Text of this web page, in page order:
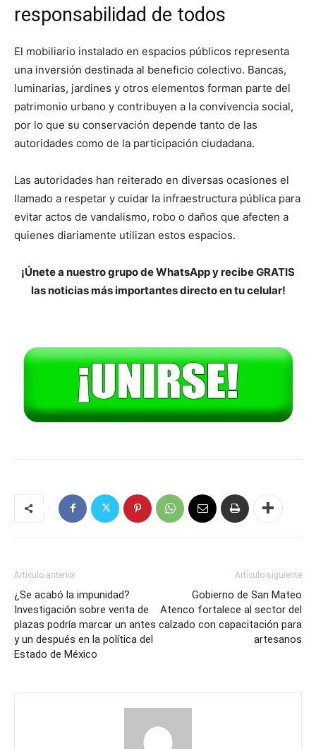
responsabilidad de todos
El mobiliario instalado en espacios públicos representa
una inversión destinada al beneficio colectivo. Bancas,
luminarias, jardines y otros elementos forman parte del
patrimonio urbano y contribuyen a la convivencia social,
por lo que su conservación depende tanto de las
autoridades como de la participación ciudadana.
Las autoridades han reiterado en diversas ocasiones el
llamado a respetar y cuidar la infraestructura pública para
evitar actos de vandalismo, robo o daños que afecten a
quienes diariamente utilizan estos espacios.
¡Únete a nuestro grupo de WhatsApp y recibe GRATIS
las noticias más importantes directo en tu celular!
Artículo anterior
¿Se acabó la impunidad?
Investigación sobre venta de
plazas podría marcar un antes
y un después en la política del
Estado de México
Artículo siguiente
Gobierno de San Mateo
Atenco fortalece al sector del
calzado con capacitación para
artesanos